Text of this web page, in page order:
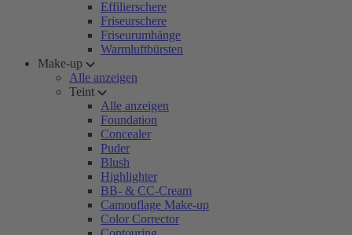
Effilierschere
Friseurschere
Friseurumhänge
Warmluftbürsten
Make-up
Alle anzeigen
Teint
Alle anzeigen
Foundation
Concealer
Puder
Blush
Highlighter
BB- & CC-Cream
Camouflage Make-up
Color Corrector